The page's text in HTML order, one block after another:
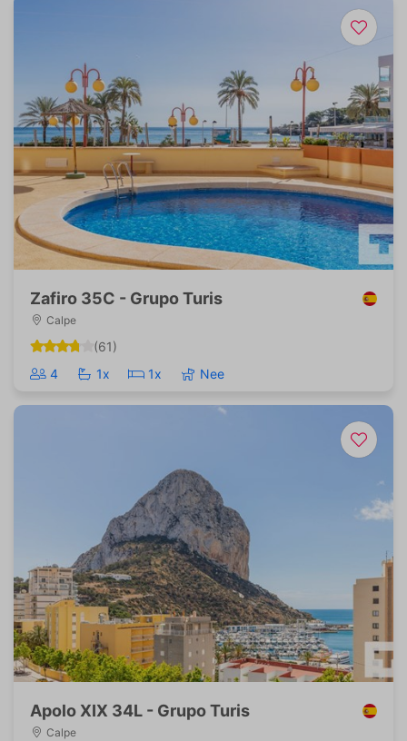
Zafiro 35C - Grupo Turis
Calpe
(61)
4
1x 1x Nee
Apolo XIX 34L - Grupo Turis
Calpe